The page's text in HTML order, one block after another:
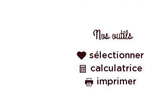
Nos outils
sélectionner
calculatrice
imprimer